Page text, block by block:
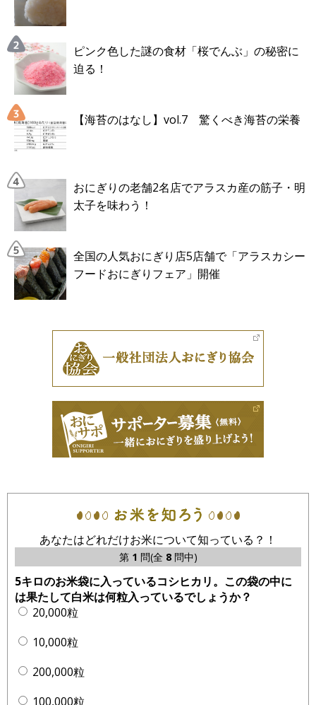
ピンク色した謎の食材「桜でんぶ」の秘密に
迫る！
【海苔のはなし】vol.7 驚くべき海苔の栄養
おにぎりの老舗2名店でアラスカ産の筋子・明
太子を味わう！
全国の人気おにぎり店5店舗で「アラスカシー
フードおにぎりフェア」開催
あなたはどれだけお米について知っている？！
第 1 問(全 8問中)
5キロのお米袋に入っているコシヒカリ。この袋の中に
は果たして白米は何粒入っているでしょうか？
20,000粒
10,000粒
200,000粒
100,000粒